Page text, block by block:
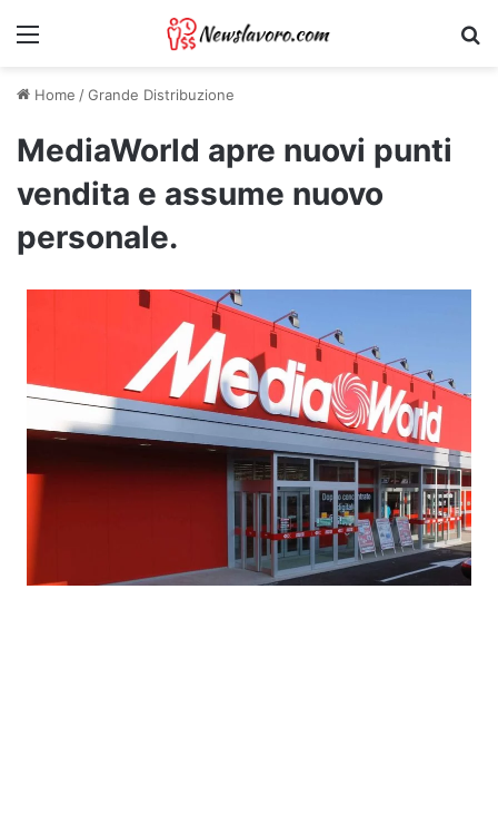
Menu
Home /Grande Distribuzione
MediaWorld apre nuovi punti
vendita e assume nuovo
personale.